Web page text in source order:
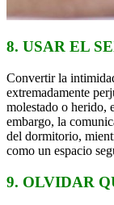
8. USAR EL
Convertir la
extremadamente
molestado o herido,
embargo, la
del dormitorio,
como un espacio
9. OLVIDAR